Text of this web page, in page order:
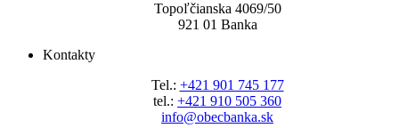
Topoľčianska 4069/50
921 01 Banka
Kontakty
Tel.: +421 901 745 177
tel.: +421 910 505 360
info@obecbanka.sk